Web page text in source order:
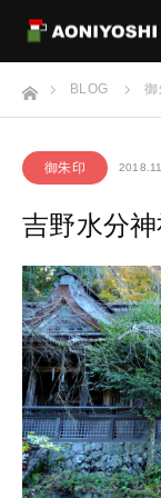
ホームBLOG 御
御朱印
吉野水分